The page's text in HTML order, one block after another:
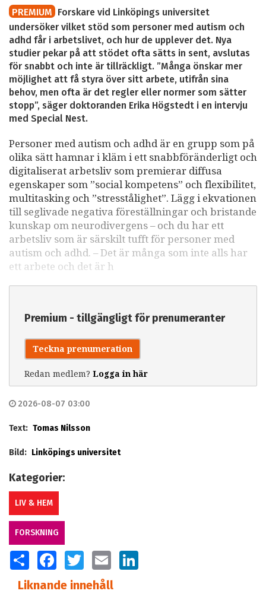
PREMIUM Forskare vid Linköpings universitet
undersöker vilket stöd som personer med autism och
adhd får i arbetslivet, och hur de upplever det. Nya
studier pekar på att stödet ofta sätts in sent, avslutas
för snabbt och inte är tillräckligt. ”Många önskar mer
möjlighet att få styra över sitt arbete, utifrån sina
behov, men ofta är det regler eller normer som sätter
stopp”, säger doktoranden Erika Högstedt i en intervju
med Special Nest.
Personer med autism och adhd är en grupp som på
olika sätt hamnar i kläm i ett snabbföränderligt och
digitaliserat arbetsliv som premierar diffusa
egenskaper som ”social kompetens” och flexibilitet,
multitasking och ”stresstålighet”. Lägg i ekvationen
till seglivade negativa föreställningar och bristande
kunskap om neurodivergens – och du har ett
arbetsliv som är särskilt tufft för personer med
autism och adhd. – Det är många som inte alls har
ett arbete och det är h
Premium - tillgängligt för prenumeranter
Teckna prenumeration
Redan medlem? Logga in här
2026-08-07 03:00
Text: Tomas Nilsson
Bild: Linköpings universitet
Kategorier:
LIV & HEM
FORSKNING
SHARE FACEBOOKTWITTER EMAIL
Liknande innehåll